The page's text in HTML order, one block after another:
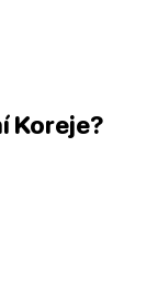
Koreje?